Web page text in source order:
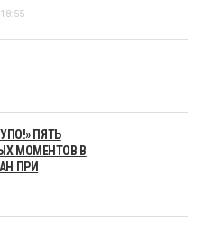
ПЯТЬ
МОМЕНТОВ В
ПРИ